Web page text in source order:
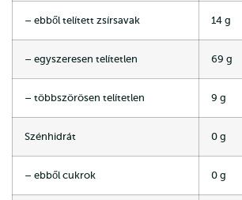
– ebből telített zsírsavak 14 g
– egyszeresen telítetlen 69 g
– többszörösen telítetlen 9 g
Szénhidrát 0 g
– ebből cukrok 0 g